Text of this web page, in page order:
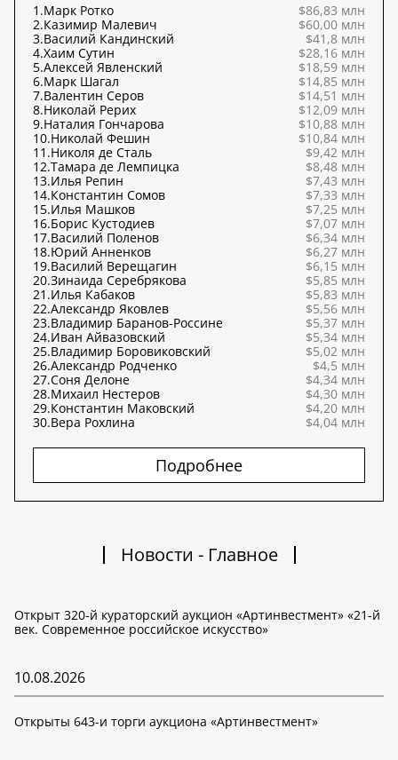
1.Марк Ротко
$86,83 млн
2.Казимир Малевич
$60,00 млн
3.Василий Кандинский
$41,8 млн
4.Хаим Сутин
$28,16 млн
5.Алексей Явленский
$18,59 млн
6.Марк Шагал
$14,85 млн
7.Валентин Серов
$14,51 млн
8.Николай Рерих
$12,09 млн
9.Наталия Гончарова
$10,88 млн
10.Николай Фешин
$10,84 млн
11.Николя де Сталь
$9,42 млн
12.Тамара де Лемпицка
$8,48 млн
13.Илья Репин
$7,43 млн
14.Константин Сомов
$7,33 млн
15.Илья Машков
$7,25 млн
16.Борис Кустодиев
$7,07 млн
17.Василий Поленов
$6,34 млн
18.Юрий Анненков
$6,27 млн
19.Василий Верещагин
$6,15 млн
20.Зинаида Серебрякова
$5,85 млн
21.Илья Кабаков
$5,83 млн
22.Александр Яковлев
$5,56 млн
23.Владимир Баранов-Россине
$5,37 млн
24.Иван Айвазовский
$5,34 млн
25.Владимир Боровиковский
$5,02 млн
26.Александр Родченко
$4,5 млн
27.Соня Делоне
$4,34 млн
28.Михаил Нестеров
$4,30 млн
29.Константин Маковский
$4,20 млн
30.Вера Рохлина $4,04 млн
Подробнее
Новости - Главное
Открыт 320-й кураторский аукцион «Артинвестмент» «21-й
век. Современное российское искусство»
10.08.2026
Открыты 643-и торги аукциона «Артинвестмент»